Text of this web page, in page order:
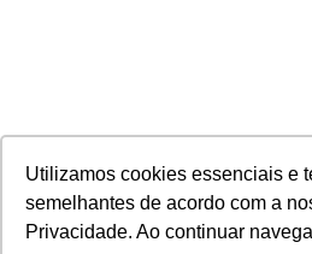
Utilizamos cookies essenciais e
semelhantes de acordo com a
Privacidade. Ao continuar